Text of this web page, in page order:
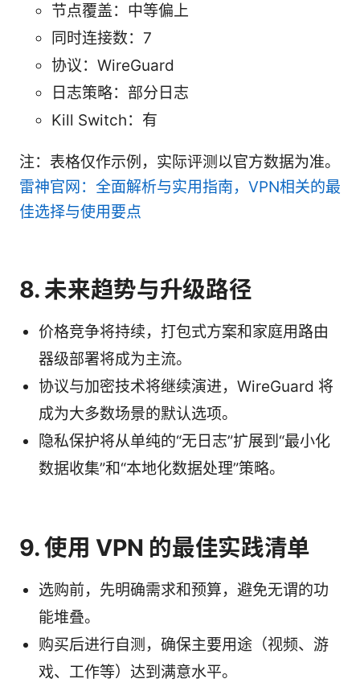
节点覆盖：中等偏上
同时连接数：7
协议：WireGuard
日志策略：部分日志
Kill Switch：有
注：表格仅作示例，实际评测以官方数据为准。
雷神官网：全面解析与实用指南，VPN相关的最
佳选择与使用要点
8. 未来趋势与升级路径
价格竞争将持续，打包式方案和家庭用路由
器级部署将成为主流。
协议与加密技术将继续演进，WireGuard 将
成为大多数场景的默认选项。
隐私保护将从单纯的“无日志”扩展到“最小化
数据收集”和“本地化数据处理”策略。
9. 使用 VPN 的最佳实践清单
选购前，先明确需求和预算，避免无谓的功
能堆叠。
购买后进行自测，确保主要用途（视频、游
戏、工作等）达到满意水平。